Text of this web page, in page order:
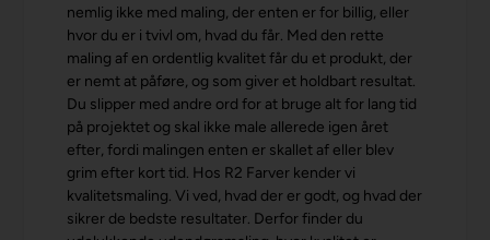
nemlig ikke med maling, der enten er for billig, eller
hvor du er i tvivl om, hvad du får. Med den rette
maling af en ordentlig kvalitet får du et produkt, der
er nemt at påføre, og som giver et holdbart resultat.
Du slipper med andre ord for at bruge alt for lang tid
på projektet og skal ikke male allerede igen året
efter, fordi malingen enten er skallet af eller blev
grim efter kort tid. Hos R2 Farver kender vi
kvalitetsmaling. Vi ved, hvad der er godt, og hvad der
sikrer de bedste resultater. Derfor finder du